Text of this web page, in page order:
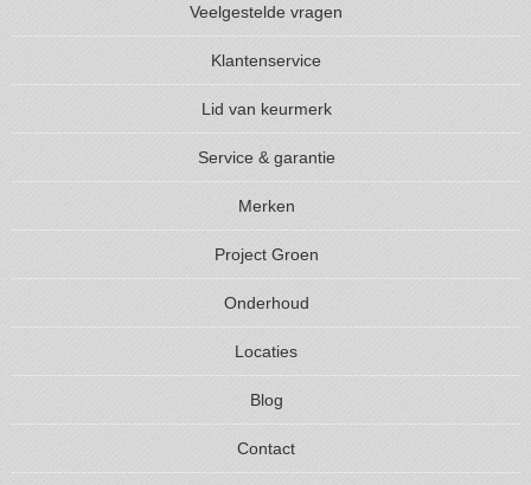
Veelgestelde vragen
Klantenservice
Lid van keurmerk
Service & garantie
Merken
Project Groen
Onderhoud
Locaties
Blog
Contact